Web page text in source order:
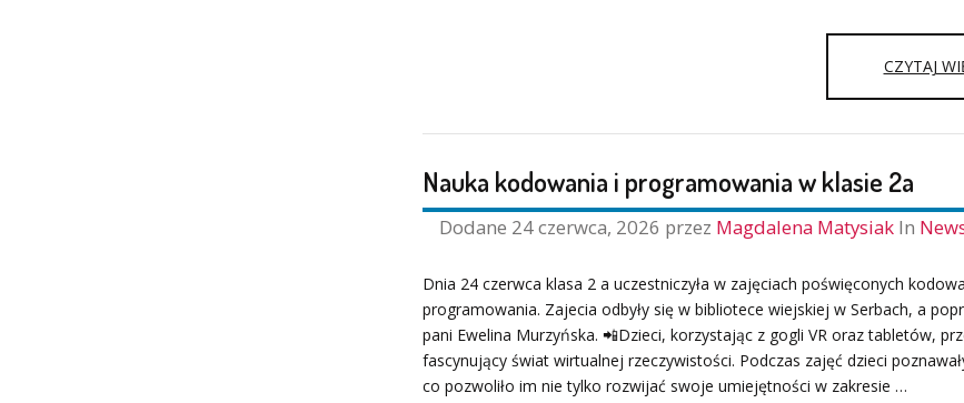
CZYTAJ
Nauka kodowania i programowania w klasie 2a
Dodane 24 czerwca, 2026 przez Magdalena Matysiak In
Dnia 24 czerwca klasa 2 a uczestniczyła w zajęciach poświęconych
programowania. Zajecia odbyły się w bibliotece wiejskiej w Serbach, a
pani Ewelina Murzyńska. 📲Dzieci, korzystając z gogli VR oraz tabletów,
fascynujący świat wirtualnej rzeczywistości. Podczas zajęć dzieci
co pozwoliło im nie tylko rozwijać swoje umiejętności w zakresie …